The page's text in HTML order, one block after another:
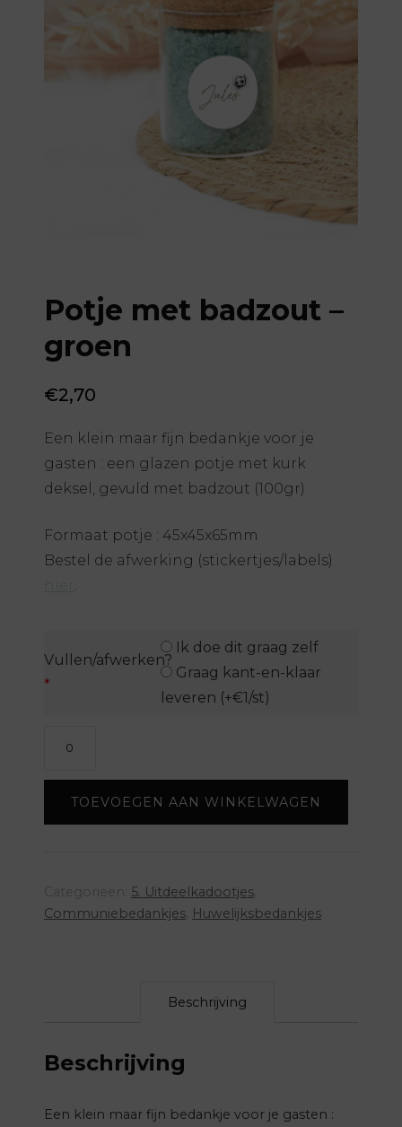
Potje met badzout –
groen
€2,70
Een klein maar fijn bedankje voor je
gasten : een glazen potje met kurk
deksel, gevuld met badzout (100gr)
Formaat potje : 45x45x65mm
Bestel de afwerking (stickertjes/labels)
Vullen/afwerken?
*
Ik doe dit graag zelf
Graag kant-en-klaar
leveren (+€1/st)
TOEVOEGEN AAN WINKELWAGEN
5. Uitdeelkadootjes
Communiebedankjes Huwelijksbedankjes
Beschrijving
Beschrijving
Een klein maar fijn bedankje voor je gasten :